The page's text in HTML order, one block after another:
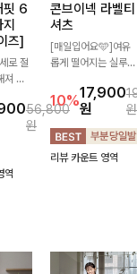
핏 6
즈]
로 절
져 다
길고
주는
🤍
여
안하
한
56,800
원
역
콘브이넥 라벨티
셔츠
[매일입어요🩵]여유
롭게 떨어지는 실루엣
자인으로 데일리하게
즐기기 좋은 티셔츠-
소매 라벨 디테일이
은은한 포인트를 더해
심플하면서도 센스 있
10%17,900
원
원
리뷰 카운트 영역